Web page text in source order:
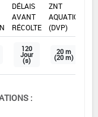
DÉLAIS
AVANT
RÉCOLTE
ZNT
AQUATIQUE
(DVP)
120
Jour
(s)
20 m
(20 m)
: